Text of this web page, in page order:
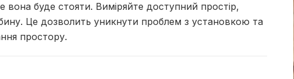
буде стояти. Виміряйте доступний простір,
Це дозволить уникнути проблем з установкою та
простору.